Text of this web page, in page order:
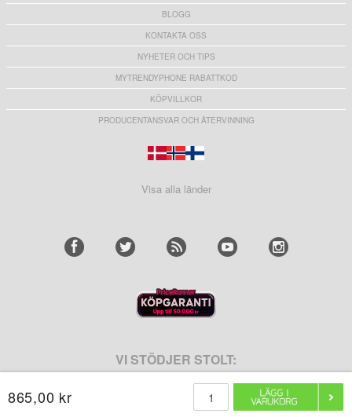
729,00 kr 424,00 kr
865,00 kr
BLOGG
KONTAKTA OSS
NYHETER OCH TIPS
MYTRENDYPHONE RABATTKOD
KÖPVILLKOR
PRODUCENTANSVAR OCH ÅTERVINNING
Visa alla länder
VI STÖDJER STOLT: